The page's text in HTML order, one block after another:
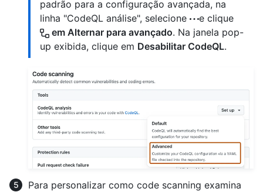
padrão para a configuração avançada, na
linha "CodeQL análise", selecione
e clique
em Alternar para avançado. Na janela pop-
up exibida, clique em Desabilitar CodeQL.
Para personalizar como code scanning examina